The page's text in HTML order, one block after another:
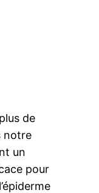
de
notre
un
pour